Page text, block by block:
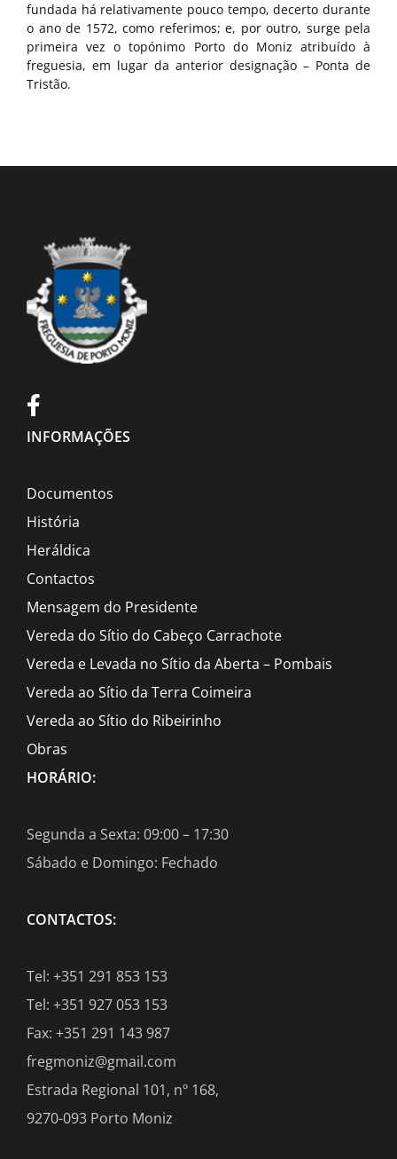
fundada há relativamente pouco tempo, decerto durante
o ano de 1572, como referimos; e, por outro, surge pela
primeira vez o topónimo Porto do Moniz atribuído à
freguesia, em lugar da anterior designação – Ponta de
Tristão.
INFORMAÇÕES
Documentos
História
Heráldica
Contactos
Mensagem do Presidente
Vereda do Sítio do Cabeço Carrachote
Vereda e Levada no Sítio da Aberta – Pombais
Vereda ao Sítio da Terra Coimeira
Vereda ao Sítio do Ribeirinho
Obras
HORÁRIO:
Segunda a Sexta: 09:00 – 17:30
Sábado e Domingo: Fechado
CONTACTOS:
Tel: +351 291 853 153
Tel: +351 927 053 153
Fax: +351 291 143 987
fregmoniz@gmail.com
Estrada Regional 101, nº 168,
9270-093 Porto Moniz